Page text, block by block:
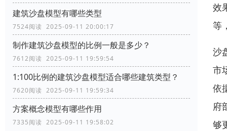
建筑沙盘模型有哪些类型
7524阅读 2025-09-11 20:00:17
制作建筑沙盘模型的比例一般是多少？
7612阅读 2025-09-11 19:59:54
1:100比例的建筑沙盘模型适合哪些建筑类型？
7620阅读 2025-09-11 19:59:34
方案概念模型有哪些作用
7335阅读 2025-09-11 19:58:02
效
等
沙
市
依
府
够